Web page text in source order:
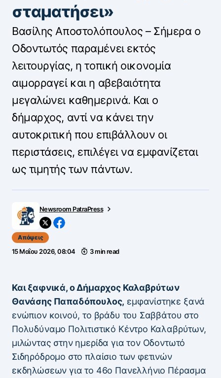
σταματήσει»
Βασίλης Αποστολόπουλος – Σήμερα ο
Οδοντωτός παραμένει εκτός
λειτουργίας, η τοπική οικονομία
αιμορραγεί και η αβεβαιότητα
μεγαλώνει καθημερινά. Και ο
δήμαρχος, αντί να κάνει την
αυτοκριτική που επιβάλλουν οι
περιστάσεις, επιλέγει να εμφανίζεται
ως τιμητής των πάντων.
Newsroom PatraPress
Απόψεις
15 Μαΐου 2026, 08:04 3 min read
Και ξαφνικά, ο Δήμαρχος Καλαβρύτων
Θανάσης Παπαδόπουλος, εμφανίστηκε ξανά
ενώπιον κοινού, το βράδυ του Σαββάτου στο
Πολυδύναμο Πολιτιστικό Κέντρο Καλαβρύτων,
μιλώντας στην ημερίδα για τον Οδοντωτό
Σιδηρόδρομο στο πλαίσιο των φετινών
εκδηλώσεων για το 46ο Πανελλήνιο Πέρασμα